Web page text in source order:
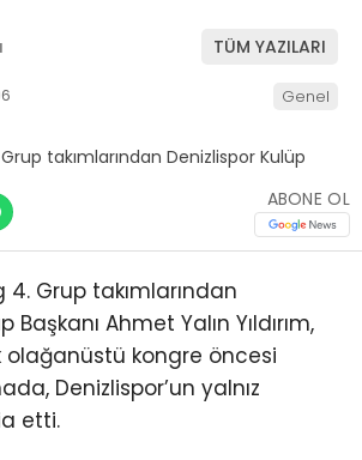
TÜM YAZILARI
Genel
ABONE OL
4. Grup takımlarından
Başkanı Ahmet Yalın Yıldırım,
olağanüstü kongre öncesi
Denizlispor’un yalnız
etti.